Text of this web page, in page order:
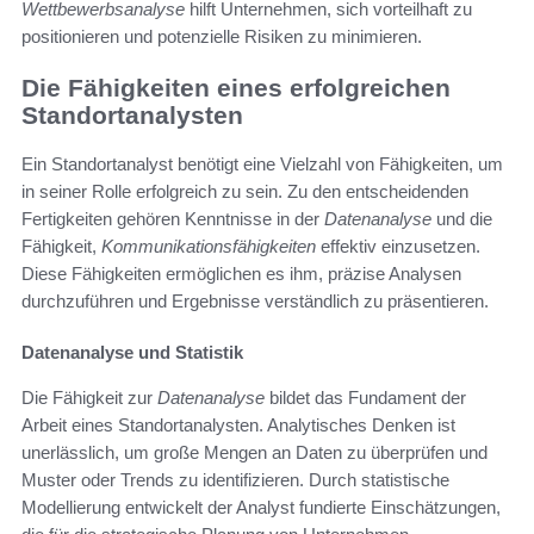
Wettbewerbsanalyse hilft Unternehmen, sich vorteilhaft zu
positionieren und potenzielle Risiken zu minimieren.
Die Fähigkeiten eines erfolgreichen
Standortanalysten
Ein Standortanalyst benötigt eine Vielzahl von Fähigkeiten, um
in seiner Rolle erfolgreich zu sein. Zu den entscheidenden
Fertigkeiten gehören Kenntnisse in der Datenanalyse und die
Fähigkeit, Kommunikationsfähigkeiten effektiv einzusetzen.
Diese Fähigkeiten ermöglichen es ihm, präzise Analysen
durchzuführen und Ergebnisse verständlich zu präsentieren.
Datenanalyse und Statistik
Die Fähigkeit zur Datenanalyse bildet das Fundament der
Arbeit eines Standortanalysten. Analytisches Denken ist
unerlässlich, um große Mengen an Daten zu überprüfen und
Muster oder Trends zu identifizieren. Durch statistische
Modellierung entwickelt der Analyst fundierte Einschätzungen,